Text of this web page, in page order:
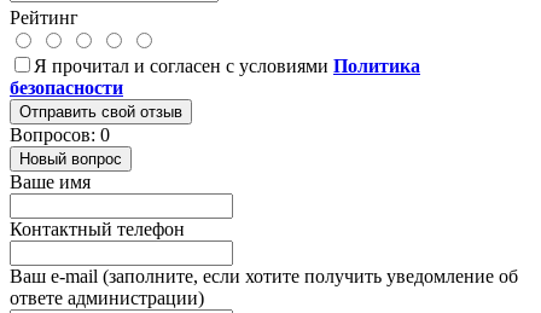
Рейтинг
Я прочитал и согласен с условиями Политика
безопасности
Отправить свой отзыв
Вопросов: 0
Новый вопрос
Ваше имя
Контактный телефон
Ваш e-mail (заполните, если хотите получить уведомление об
ответе администрации)